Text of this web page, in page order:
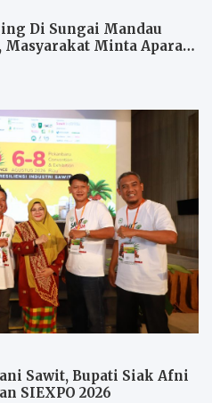
Di Sungai Mandau
Masyarakat Minta Aparat
Aktor Dan
Sawit, Bupati Siak Afni
SIEXPO 2026